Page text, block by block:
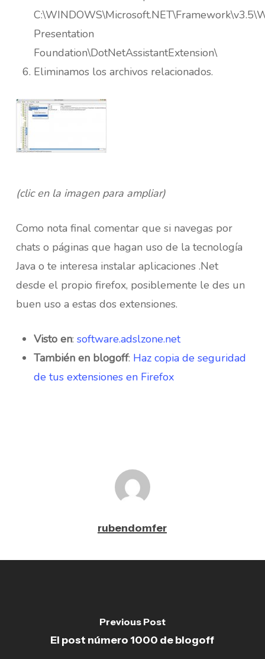
Presentation
Foundation\DotNetAssistantExtension\
Eliminamos los archivos relacionados.
(clic en la imagen para ampliar)
Como nota final comentar que si navegas por
chats o páginas que hagan uso de la tecnología
Java o te interesa instalar aplicaciones .Net
desde el propio firefox, posiblemente le des un
buen uso a estas dos extensiones.
Visto en: software.adslzone.net
También en blogoff: Haz copia de seguridad
de tus extensiones en Firefox
rubendomfer
Previous Post
El post número 1000 de blogoff